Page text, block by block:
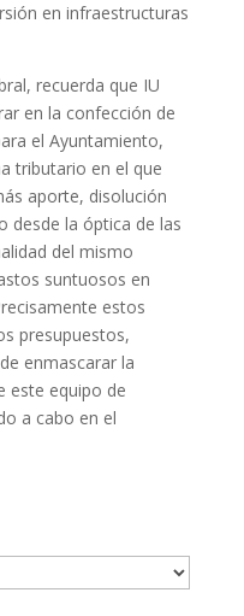
en infraestructuras
recuerda que IU
en la confección de
el Ayuntamiento,
tributario en el que
aporte, disolución
desde la óptica de las
del mismo
suntuosos en
estos
presupuestos,
enmascarar la
este equipo de
a cabo en el